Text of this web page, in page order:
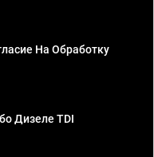
На Обработку
Дизеле TDI